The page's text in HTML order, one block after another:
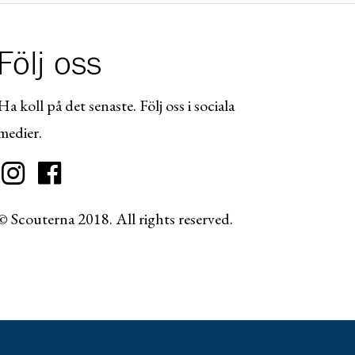
Följ oss
koll på det senaste. Följ oss i sociala
Scouterna 2018. All rights reserved.